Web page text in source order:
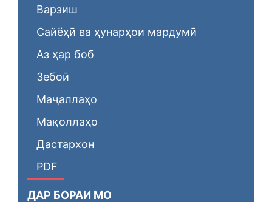
Варзиш
Сайёҳӣ ва ҳунарҳои мардумӣ
Аз ҳар боб
Зебоӣ
Маҷаллаҳо
Мақоллаҳо
Дастархон
PDF
ДАР БОРАИ МО